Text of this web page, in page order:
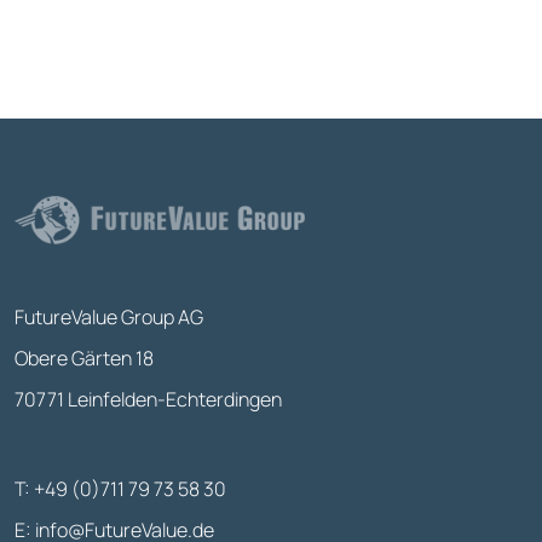
FutureValue Group AG
Obere Gärten 18
70771 Leinfelden-Echterdingen
T: +49 (0)711 79 73 58 30
E: info@FutureValue.de